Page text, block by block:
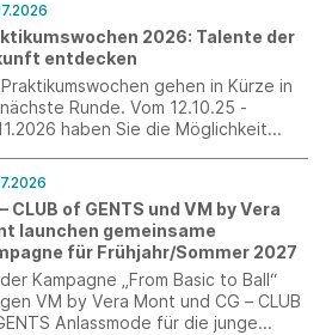
Startups und Mittelstand
2026: Talente der
entdecken
gehen in Kürze in
Runde. Vom 12.10.25 -
haben Sie die Möglichkeit
von morgen zu gewinnen.
Sie die Jugendlichen persönlich
verzahnen Sie die Berufswelt mit der
CLUB of GENTS und VM by Vera
launchen gemeinsame
für Frühjahr/Sommer 2027
Kampagne „From Basic to Ball“
VM by Vera Mont und CG – CLUB
Anlassmode für die junge